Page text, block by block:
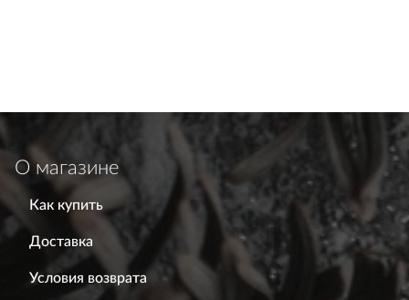
О магазине
Как купить
Доставка
Условия возврата